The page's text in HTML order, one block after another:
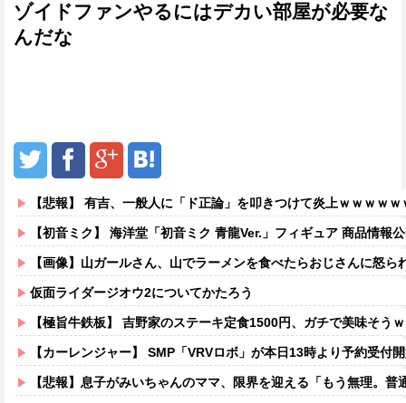
ゾイドファンやるにはデカい部屋が必要な
んだな
【悲報】 有吉、一般人に「ド正論」を叩きつけて炎上ｗｗｗｗｗ
【初音ミク】 海洋堂「初音ミク 青龍Ver.」フィギュア 商品情報
【画像】山ガールさん、山でラーメンを食べたらおじさんに怒ら
仮面ライダージオウ2についてかたろう
【極旨牛鉄板】 吉野家のステーキ定食1500円、ガチで美味そう
【カーレンジャー】 SMP「VRVロボ」が本日13時より予約受付開始！！プ
【悲報】息子がみいちゃんのママ、限界を迎える「もう無理。普通の家庭を築き